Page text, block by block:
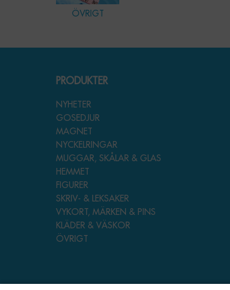
ÖVRIGT
PRODUKTER
NYHETER
GOSEDJUR
MAGNET
NYCKELRINGAR
MUGGAR, SKÅLAR & GLAS
HEMMET
FIGURER
SKRIV- & LEKSAKER
VYKORT, MÄRKEN & PINS
KLÄDER & VÄSKOR
ÖVRIGT